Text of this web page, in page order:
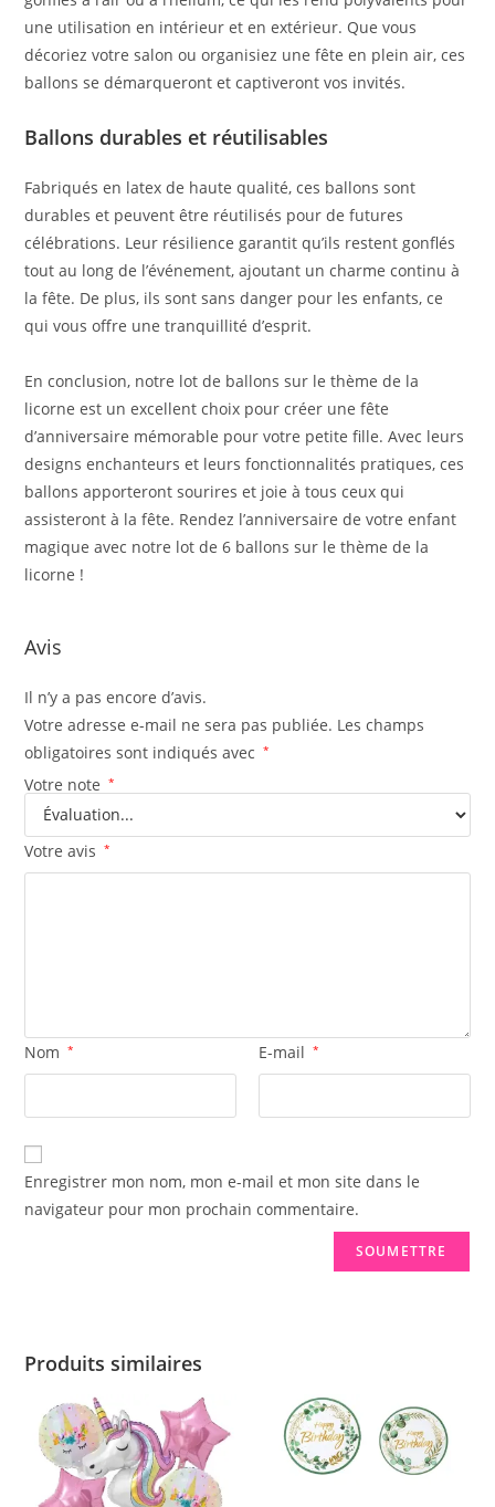
une utilisation en intérieur et en extérieur. Que vous
décoriez votre salon ou organisiez une fête en plein air, ces
ballons se démarqueront et captiveront vos invités.
Ballons durables et réutilisables
Fabriqués en latex de haute qualité, ces ballons sont
durables et peuvent être réutilisés pour de futures
célébrations. Leur résilience garantit qu’ils restent gonflés
tout au long de l’événement, ajoutant un charme continu à
la fête. De plus, ils sont sans danger pour les enfants, ce
qui vous offre une tranquillité d’esprit.
En conclusion, notre lot de ballons sur le thème de la
licorne est un excellent choix pour créer une fête
d’anniversaire mémorable pour votre petite fille. Avec leurs
designs enchanteurs et leurs fonctionnalités pratiques, ces
ballons apporteront sourires et joie à tous ceux qui
assisteront à la fête. Rendez l’anniversaire de votre enfant
magique avec notre lot de 6 ballons sur le thème de la
licorne !
Avis
Il n’y a pas encore d’avis.
Votre adresse e-mail ne sera pas publiée. Les champs
obligatoires sont indiqués avec
*
Votre note *
Votre avis *
Nom * E-mail *
Enregistrer mon nom, mon e-mail et mon site dans le
navigateur pour mon prochain commentaire.
Produits similaires